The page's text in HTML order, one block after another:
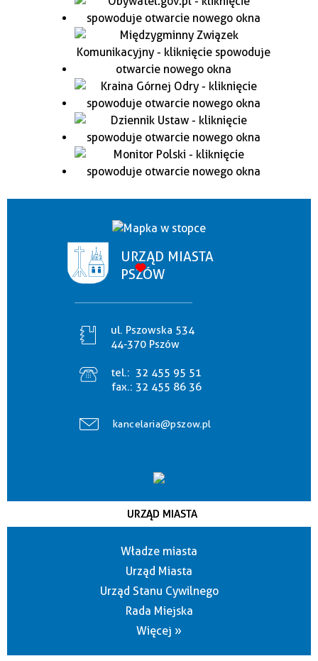
URZĄD MIASTA
PSZÓW
ul. Pszowska 534
44-370 Pszów
tel.: 32 455 95 51
fax.: 32 455 86 36
kancelaria@pszow.pl
URZĄD MIASTA
Władze miasta
Urząd Miasta
Urząd Stanu Cywilnego
Rada Miejska
Więcej »